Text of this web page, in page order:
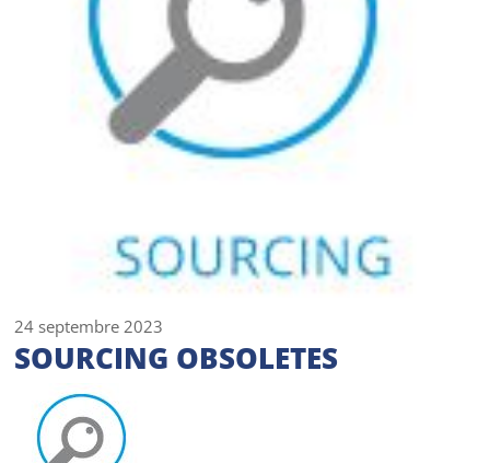
24 septembre 2023
SOURCING OBSOLETES